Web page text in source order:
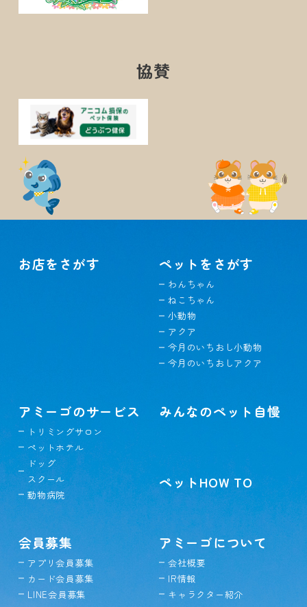
協賛
お店をさがす ペットをさがす
わんちゃん
ねこちゃん
小動物
アクア
今月のいちおし小動物
今月のいちおしアクア
アミーゴのサービス
トリミングサロン
ペットホテル
ドッグ
スクール
動物病院
みんなのペット自慢
ペットHOW TO
会員募集
アプリ会員募集
カード会員募集
LINE会員募集
アミーゴについて
会社概要
IR情報
キャラクター紹介